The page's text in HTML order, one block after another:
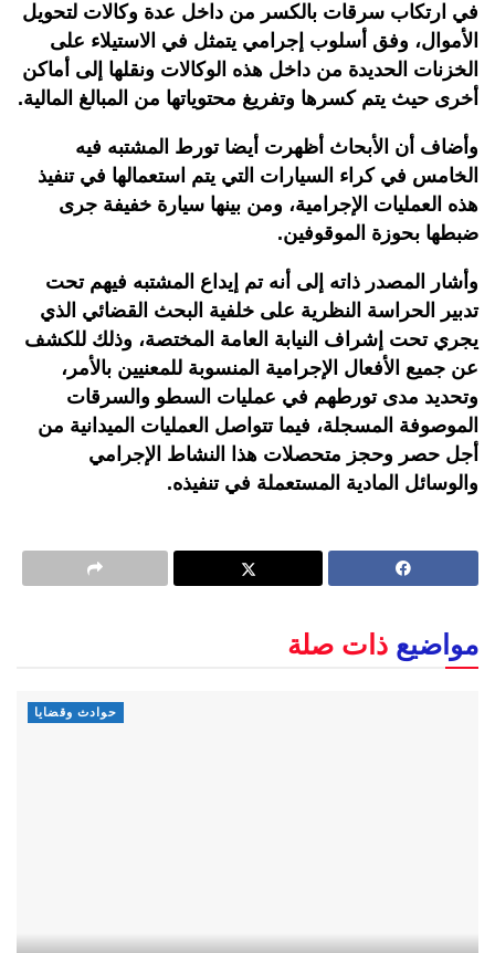
في ارتكاب سرقات بالكسر من داخل عدة وكالات لتحويل
الأموال، وفق أسلوب إجرامي يتمثل في الاستيلاء على
الخزنات الحديدة من داخل هذه الوكالات ونقلها إلى أماكن
أخرى حيث يتم كسرها وتفريغ محتوياتها من المبالغ المالية.
وأضاف أن الأبحاث أظهرت أيضا تورط المشتبه فيه
الخامس في كراء السيارات التي يتم استعمالها في تنفيذ
هذه العمليات الإجرامية، ومن بينها سيارة خفيفة جرى
ضبطها بحوزة الموقوفين.
وأشار المصدر ذاته إلى أنه تم إيداع المشتبه فيهم تحت
تدبير الحراسة النظرية على خلفية البحث القضائي الذي
يجري تحت إشراف النيابة العامة المختصة، وذلك للكشف
عن جميع الأفعال الإجرامية المنسوبة للمعنيين بالأمر،
وتحديد مدى تورطهم في عمليات السطو والسرقات
الموصوفة المسجلة، فيما تتواصل العمليات الميدانية من
أجل حصر وحجز متحصلات هذا النشاط الإجرامي
والوسائل المادية المستعملة في تنفيذه.
مواضيع ذات صلة
حوادث وقضايا